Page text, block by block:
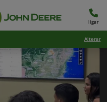
ligar
Alterar